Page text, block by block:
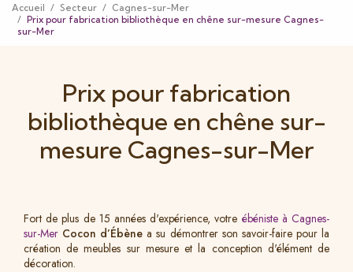
Accueil Secteur
Cagnes-sur-Mer
Prix pour fabrication bibliothèque en chêne sur-mesure Cagnes-
sur-Mer
Prix pour fabrication
bibliothèque en chêne sur-
mesure Cagnes-sur-Mer
Fort de plus de 15 années d'expérience, votre ébéniste à Cagnes-
sur-Mer Cocon d’Ébène a su démontrer son savoir-faire pour la
création de meubles sur mesure et la conception d'élément de
décoration.